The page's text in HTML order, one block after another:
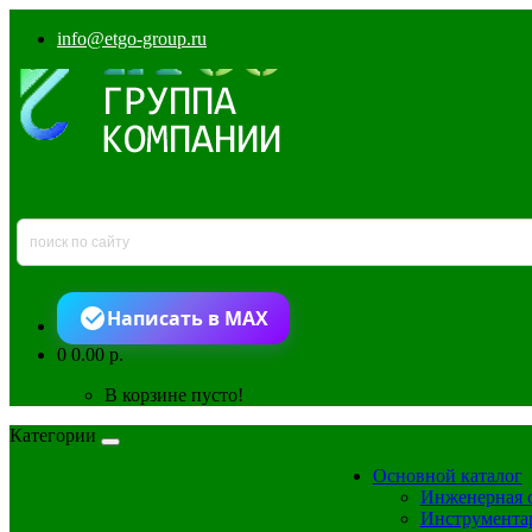
info@etgo-group.ru
Написать в MAX
00.00 р.
В корзине пусто!
Категории
Основной каталог
Инженерная